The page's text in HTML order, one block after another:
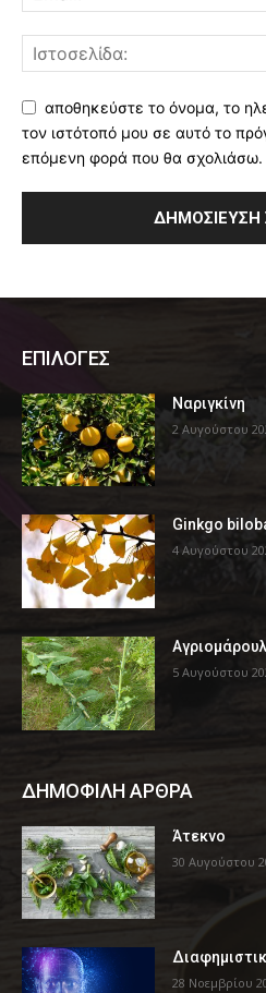
αποθηκεύστε το όνομα, το
τον ιστότοπό μου σε αυτό το
επόμενη φορά που θα σχολιάσω.
ΕΠΙΛΟΓΕΣ
Ναριγκίνη
2 Αυγούστου
Ginkgo
4 Αυγούστου
5 Αυγούστου
ΔΗΜΟΦΙΛΗ ΑΡΘΡΑ
Άτεκνο
30 Αυγούστου
28 Νοεμβρίου